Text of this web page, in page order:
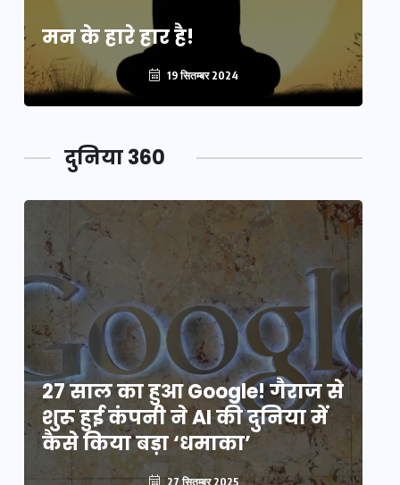
मन के हारे हार है!
19 सितम्बर 2024
दुनिया 360
27 साल का हुआ Google! गैराज से
शुरू हुई कंपनी ने AI की दुनिया में
कैसे किया बड़ा ‘धमाका’
27 सितम्बर 2025